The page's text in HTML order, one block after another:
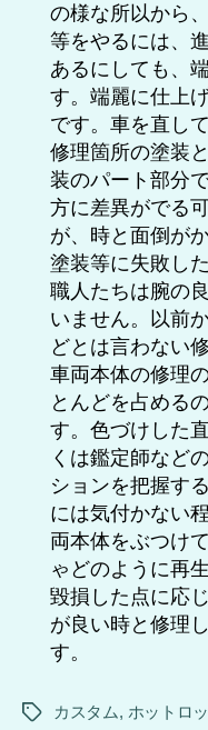
の様な所以から
等をやるには、
あるにしても、
す。端麗に仕上
です。車を直し
修理箇所の塗装
装のパート部分
方に差異がでる
が、時と面倒が
塗装等に失敗し
職人たちは腕の
いません。以前
どとは言わない
車両本体の修理
とんどを占める
す。色づけした
くは鑑定師など
ションを把握す
には気付かない
両本体をぶつけ
ゃどのように再
毀損した点に応
が良い時と修理
す。
タ
カスタム, ホットロ